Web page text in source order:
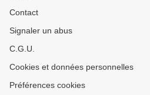
Contact
Signaler un abus
C.G.U.
Cookies et données personnelles
Préférences cookies